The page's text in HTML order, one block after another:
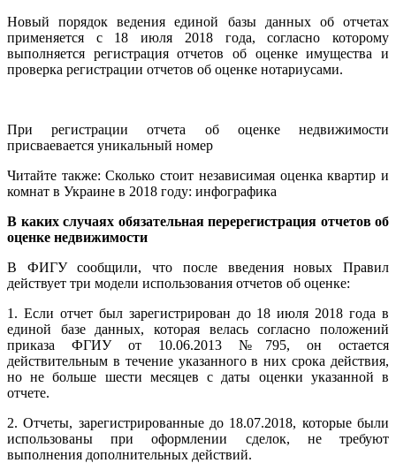
Новый порядок ведения единой базы данных об отчетах
применяется с 18 июля 2018 года, согласно которому
выполняется регистрация отчетов об оценке имущества и
проверка регистрации отчетов об оценке нотариусами.
При регистрации отчета об оценке недвижимости
присваевается уникальный номер
Читайте также: Сколько стоит независимая оценка квартир и
комнат в Украине в 2018 году: инфографика
В каких случаях обязательная перерегистрация отчетов об
оценке недвижимости
В ФИГУ сообщили, что после введения новых Правил
действует три модели использования отчетов об оценке:
1. Если отчет был зарегистрирован до 18 июля 2018 года в
единой базе данных, которая велась согласно положений
приказа ФГИУ от 10.06.2013 №795, он остается
действительным в течение указанного в них срока действия,
но не больше шести месяцев с даты оценки указанной в
отчете.
2. Отчеты, зарегистрированные до 18.07.2018, которые были
использованы при оформлении сделок, не требуют
выполнения дополнительных действий.